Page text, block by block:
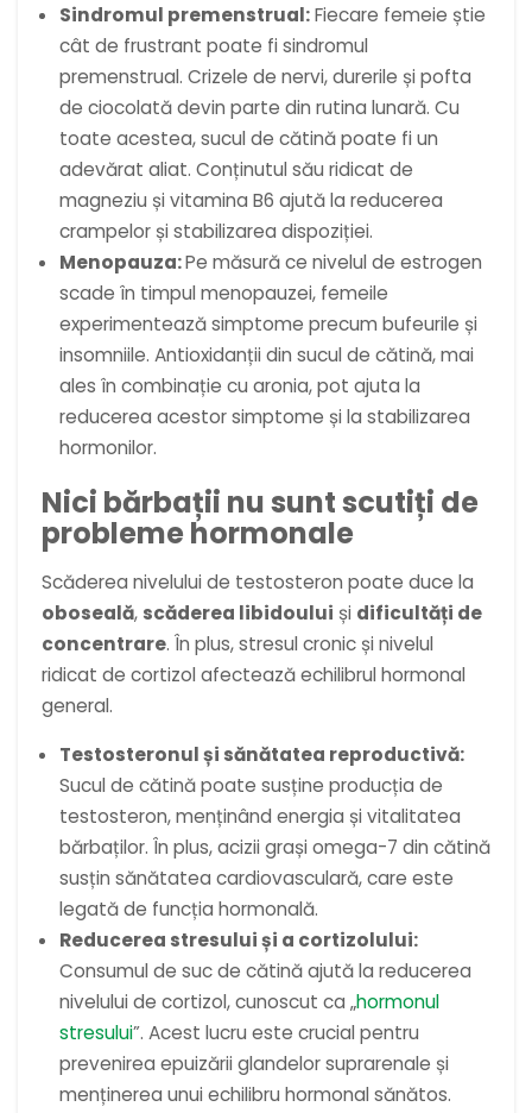
Sindromul premenstrual:Fiecare femeie știe
cât de frustrant poate fi sindromul
premenstrual. Crizele de nervi, durerile și pofta
de ciocolată devin parte din rutina lunară. Cu
toate acestea, sucul de cătină poate fi un
adevărat aliat. Conținutul său ridicat de
magneziu și vitamina B6 ajută la reducerea
crampelor și stabilizarea dispoziției.
Menopauza:Pe măsură ce nivelul de estrogen
scade în timpul menopauzei, femeile
experimentează simptome precum bufeurile și
insomniile. Antioxidanții din sucul de cătină, mai
ales în combinație cu aronia, pot ajuta la
reducerea acestor simptome și la stabilizarea
hormonilor.
Nici bărbații nu sunt scutiți de
probleme hormonale
Scăderea nivelului de testosteron poate duce la
oboseală, scăderea libidoului și dificultăți de
concentrare. În plus, stresul cronic și nivelul
ridicat de cortizol afectează echilibrul hormonal
general.
Testosteronul și sănătatea reproductivă:
Sucul de cătină poate susține producția de
testosteron, menținând energia și vitalitatea
bărbaților. În plus, acizii grași omega-7 din cătină
susțin sănătatea cardiovasculară, care este
legată de funcția hormonală.
Reducerea stresului și a cortizolului:
Consumul de suc de cătină ajută la reducerea
nivelului de cortizol, cunoscut ca „hormonul
stresului”. Acest lucru este crucial pentru
prevenirea epuizării glandelor suprarenale și
menținerea unui echilibru hormonal sănătos.